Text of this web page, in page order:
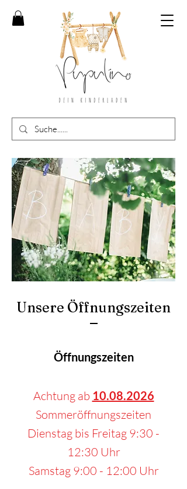
Unsere Öffnungszeiten
Öffnungszeiten
Achtung ab 10.08.2026
Sommeröffnungszeiten
Dienstag bis Freitag 9:30 -
12:30 Uhr
Samstag 9:00 - 12:00 Uhr